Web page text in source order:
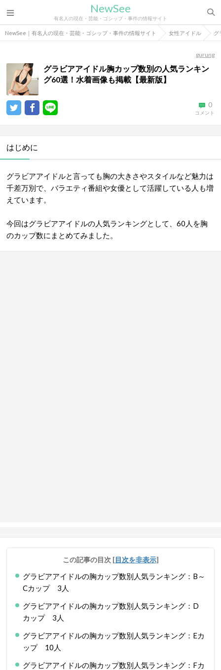
NewSee
有名人の現在・芸能・ゴシップ・事件の情報サイト
NewSee｜有名人の現在・芸能・ゴシップ・事件の情報サイト 女性アイドル グ
gurung
グラビアアイドル胸カップ数別の人気ランキン
グ60選！水着画像も掲載【最新版】
0
コメント
はじめに
グラビアアイドルと言っても胸の大きさやスタイルなど魅力は
千差万別で、バラエティ番組や女優として活躍している人も増
えています。
今回はグラビアアイドルの人気ランキングとして、60人を胸
のカップ数にまとめてみました。
この記事の目次 [目次を非表示]
グラビアアイドルの胸カップ数別人気ランキング：B～
Cカップ 3人
グラビアアイドルの胸カップ数別人気ランキング：D
カップ 3人
グラビアアイドルの胸カップ数別人気ランキング：Eカ
ップ 10人
グラビアアイドルの胸カップ数別人気ランキング：Fカ